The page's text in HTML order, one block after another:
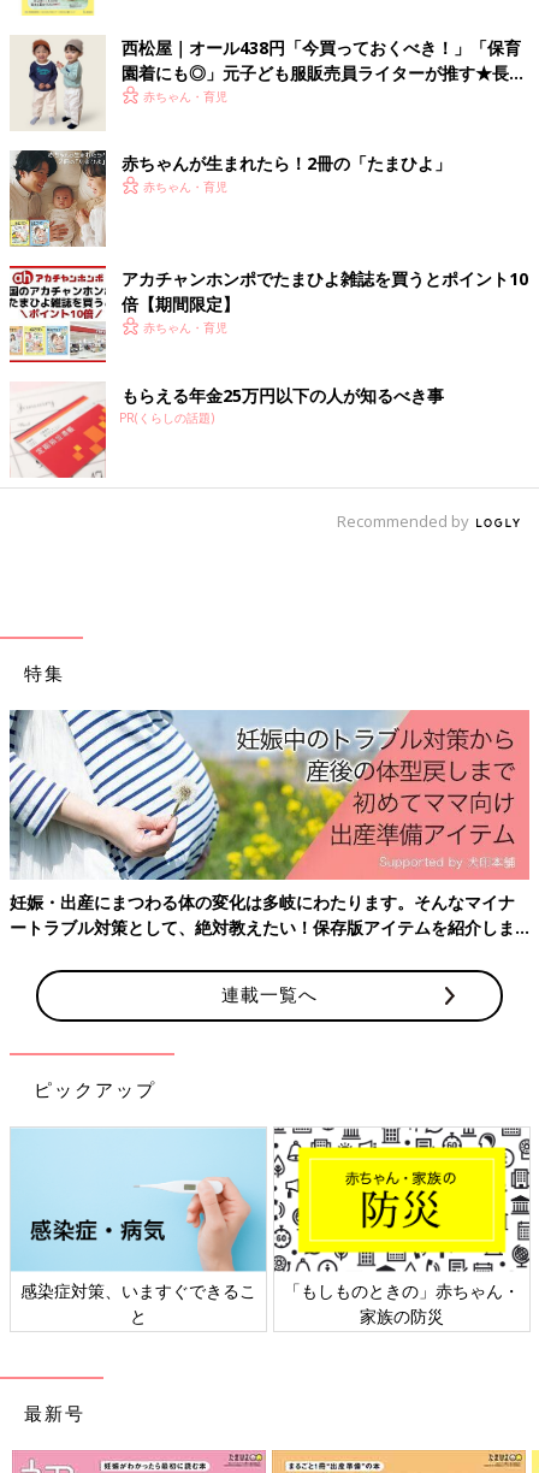
てくれます。ハット型を選ぶなら深めにかぶれるものを選ぶと脱
げにくく暖かいですよ。
キャップ派さんにはフライトキャップがおすすめ！
出典：Instagramアカウント「pomu_mama2023」
キャップ派におすすめなのが「フライトキャップ」です。パイロ
ットキャップとも呼ばれ、耳あて付きで裏側はファーで覆われて
いることが多いため、防寒用にぴったりの帽子ですよ。耳あてを
使用しない時には、上にあげておけて邪魔にならないのも嬉しい
お気に入りの耳あてで耳も守ろう！
西松屋｜オール438円「今買っておくべき！」「保育
園着にも◎」元子ども服販売員ライターが推す★長袖
Tシャツ5選
赤ちゃん・育児
赤ちゃんが生まれたら！2冊の「たまひよ」
赤ちゃん・育児
アカチャンホンポでたまひよ雑誌を買うとポイント10
倍【期間限定】
赤ちゃん・育児
もらえる年金25万円以下の人が知るべき事
PR(くらしの話題)
Recommended by
特集
妊娠・出産にまつわる体の変化は多岐にわたります。そんなマイナ
ートラブル対策として、絶対教えたい！保存版アイテムを紹介しま
連載一覧へ
ピックアップ
感染症対策、いますぐできるこ
と
「もしものときの」赤ちゃん・
家族の防災
最新号